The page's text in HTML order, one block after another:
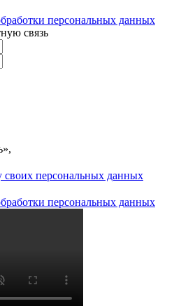
персональных данных
связь
своих персональных данных
персональных данных